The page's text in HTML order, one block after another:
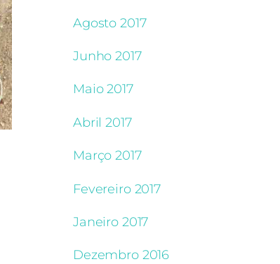
Agosto 2017
Junho 2017
Maio 2017
Abril 2017
Março 2017
Fevereiro 2017
Janeiro 2017
Dezembro 2016